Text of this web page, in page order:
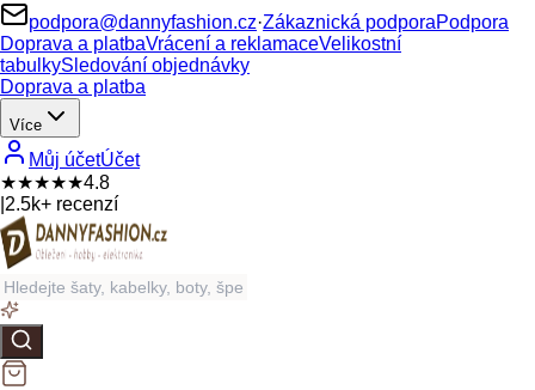
podpora@dannyfashion.cz·Zákaznická podporaPodpora
Doprava a platbaVrácení a reklamaceVelikostní
tabulkySledování objednávky
Doprava a platba
Více
Můj účetÚčet
★★★★★4.8
2.5k+ recenzí